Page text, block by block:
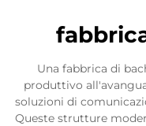
Una fabbrica di
produttivo
soluzioni di
Queste strutture